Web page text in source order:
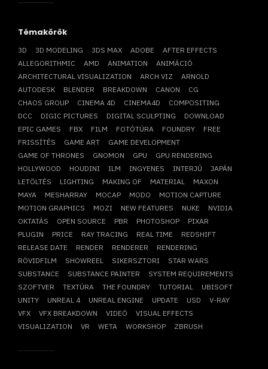
Témakörök
3D 3D MODELING 3DS MAX ADOBE
AFTER EFFECTS
ALLEGORITHMIC
AMD ANIMATION
ANIMÁCIÓ
ARCHITECTURAL VISUALIZATION
ARCH VIZ
ARNOLD
AUTODESK
BLENDER BREAKDOWN CANON
CG
CHAOS GROUP
CINEMA 4D CINEMA4D
COMPOSITING
DCC
DIGIC PICTURES DIGITAL SCULPTING
DOWNLOAD
EPIC GAMES
FBX FILM FOTÓTÚRA FOUNDRY
FREE
FRISSÍTÉS
GAME ART
GAME DEVELOPMENT
GAME OF THRONES
GNOMON GPU
GPU RENDERING
HOLLYWOOD
HOUDINI ILM INGYENES INTERJÚ
JAPÁN
LETÖLTÉS
LIGHTING MAKING OF MATERIAL
MAXON
MAYA
MESHARRAY MOCAP MODO
MOTION CAPTURE
MOTION GRAPHICS
MOZI NEW FEATURES NUKE
NVIDIA
OKTATÁS
OPEN SOURCE PBR PHOTOSHOP
PIXAR
PLUGIN
PRICE RAY TRACING REAL TIME
REDSHIFT
RELEASE DATE
RENDER RENDERER
RENDERING
RÖVIDFILM
SHOWREEL SIKERSZTORI
STAR WARS
SUBSTANCE
SUBSTANCE PAINTER
SYSTEM REQUIREMENTS
SZOFTVER
TEXTÚRA THE FOUNDRY TUTORIAL
UBISOFT
UNITY
UNREAL 4 UNREAL ENGINE UPDATE USD
V-RAY
VFX
VFX BREAKDOWN VIDEÓ
VISUAL EFFECTS
VISUALIZATION
VR WETA WORKSHOP ZBRUSH